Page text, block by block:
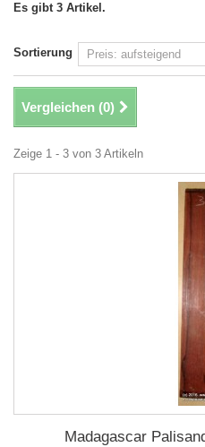
Es gibt 3 Artikel.
Sortierung
Vergleichen (0)
Zeige 1 - 3 von 3 Artikeln
Madagascar